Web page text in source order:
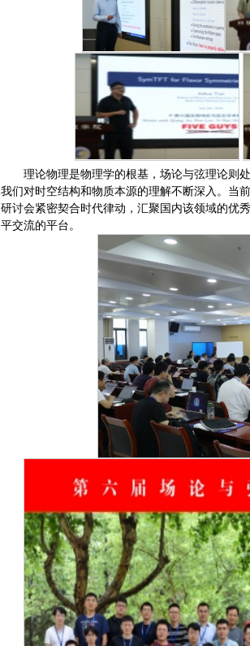
理论物理是物理学的根基，场论与弦理论则
我们对时空结构和物质本源的理解不断深入。当
研讨会紧密契合时代律动，汇聚国内该领域的优
平交流的平台。